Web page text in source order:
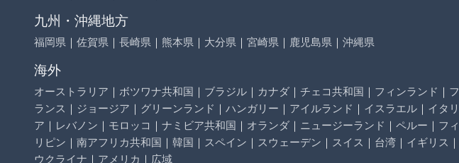
九州・沖縄地方
福岡県 ｜ 佐賀県 ｜ 長崎県 ｜ 熊本県 ｜ 大分県 ｜ 宮崎県 ｜ 鹿児島県 ｜ 沖縄県
海外
オーストラリア ｜ ボツワナ共和国 ｜ ブラジル ｜ カナダ ｜ チェコ共和国 ｜ フィンランド ｜ フ
ランス ｜ ジョージア ｜ グリーンランド ｜ ハンガリー ｜ アイルランド ｜ イスラエル ｜ イタリ
ア ｜ レバノン ｜ モロッコ ｜ ナミビア共和国 ｜ オランダ ｜ ニュージーランド ｜ ペルー ｜ フィ
リピン ｜ 南アフリカ共和国 ｜ 韓国 ｜ スペイン ｜ スウェーデン ｜ スイス ｜ 台湾 ｜ イギリス ｜
ウクライナ ｜ アメリカ ｜ 広域